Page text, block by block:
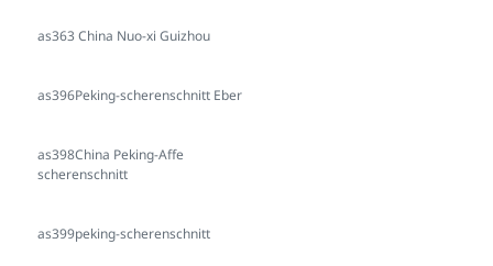
as363 China Nuo-xi Guizhou
as396Peking-scherenschnitt Eber
as398China Peking-Affe
scherenschnitt
as399peking-scherenschnitt